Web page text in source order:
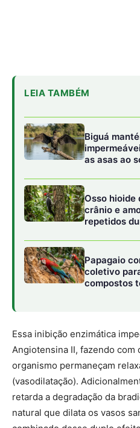
floresta
Essa inibição enzimática
Angiotensina II, fazendo
organismo permaneçam
(vasodilatação).
retarda a degradação da
natural que dilata os vasos
combinado desse duplo
suave, contínua e segura da
periférica, fazendo com que
forma controlada. Sabendo
modificada do peptídeo da
sintética de Captopril.
O IMPACTO
PARTIR DO
ABRIU AS